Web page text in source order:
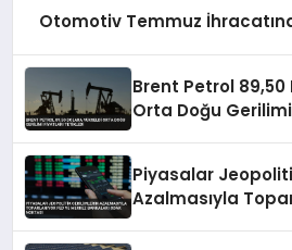
Otomotiv Temmuz
Brent Petrol
Orta Doğu
Piyasalar
Azalmasıyla